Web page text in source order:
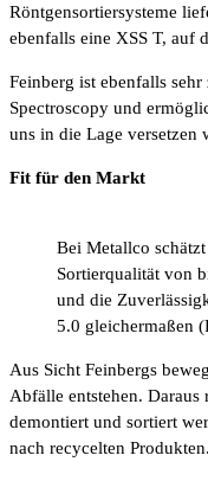
Röntgensortiersysteme
ebenfalls eine XSS T, auf
Feinberg ist ebenfalls
Spectroscopy und
uns in die Lage versetzen
Fit für den Markt
Bei Metallco
Sortierqualität von
und die
5.0 gleichermaßen
Aus Sicht Feinbergs
Abfälle entstehen.
demontiert und sortiert
nach recycelten